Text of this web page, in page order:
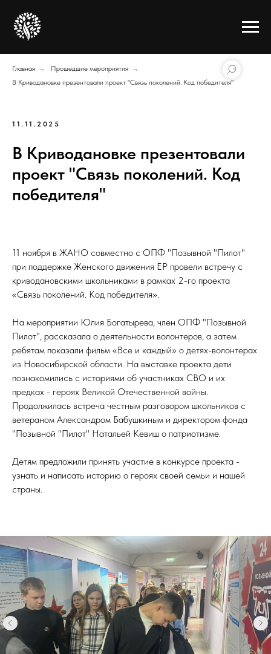
Главная → Прошедшие мероприятия →
В Криводановке презентовали проект "Связь поколений. Код победителя"
11.11.2025
В Криводановке презентовали
проект "Связь поколений. Код
победителя"
11 ноября в ЖАНО совместно с ОПФ "Позывной "Пилот"
при поддержке Женского движения ЕР провели встречу с
криводановскими школьниками в рамках 2-го проекта
«Связь поколений. Код победителя».
На мероприятии Юлия Богатырева, член ОПФ "Позывной
Пилот", рассказала о деятельности волонтеров, а затем
ребятам показали фильм «Все и каждый» о детях-волонтерах
из Новосибирской области. На выставке проекта дети
познакомились с историями об участниках СВО и их
предках - героях Великой Отечественной войны.
Продолжилась встреча честным разговором школьников с
ветераном Александром Бабушкиным и директором фонда
"Позывной "Пилот" Натальей Кевиш о патриотизме.
Детям предложили принять участие в конкурсе проекта -
узнать и написать историю о героях своей семьи и нашей
страны.